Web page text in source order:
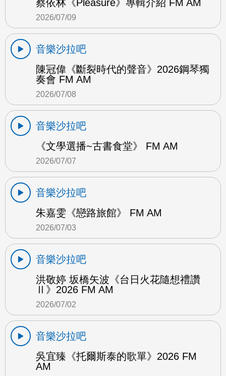
蔡依林《Pleasure》專輯介紹 FM AM
2026/07/09
音樂沙拉吧
陳冠偉《斷裂時代的聲音》2026鋼琴獨
奏會 FM AM
2026/07/08
音樂沙拉吧
《文學選播~古書食堂》 FM AM
2026/07/07
音樂沙拉吧
朱嘉雯《戀路旅館》 FM AM
2026/07/03
音樂沙拉吧
洪敬婷 坂橋矢波《台日火花隨想禮讚
Ⅱ》2026 FM AM
2026/07/02
音樂沙拉吧
吳宜臻《托爾斯泰的歌單》2026 FM
AM